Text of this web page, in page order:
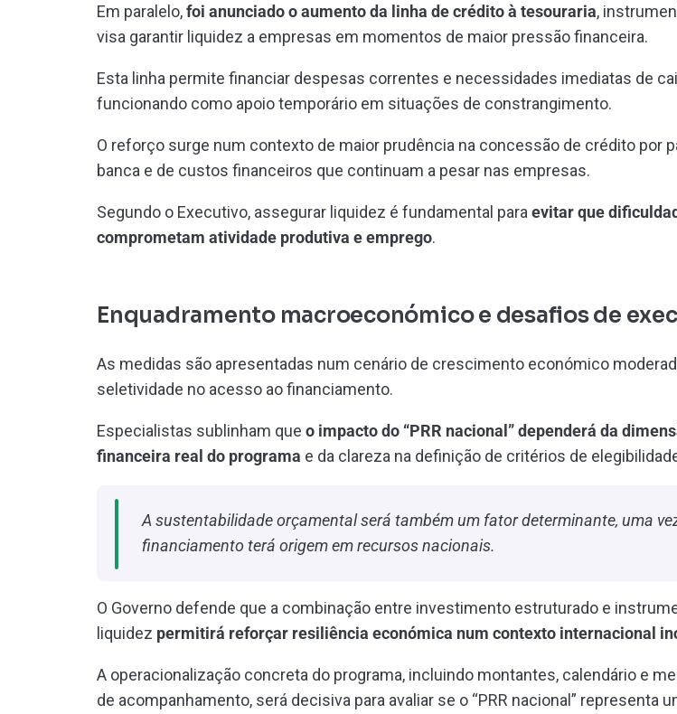
Em paralelo,foi anunciado o aumento da linha de crédito à tesouraria,
visa garantir liquidez a empresas em momentos de maior pressão financeira.
Esta linha permite financiar despesas correntes e necessidades imediatas de
funcionando como apoio temporário em situações de constrangimento.
O reforço surge num contexto de maior prudência na concessão de crédito por
banca e de custos financeiros que continuam a pesar nas empresas.
Segundo o Executivo, assegurar liquidez é fundamental para evitar que
comprometam atividade produtiva e emprego.
Enquadramento macroeconómico e desafios de
As medidas são apresentadas num cenário de crescimento económico
seletividade no acesso ao financiamento.
Especialistas sublinham que o impacto do “PRR nacional” dependerá da
financeira real do programa e da clareza na definição de critérios de
A sustentabilidade orçamental será também um fator determinante, uma
financiamento terá origem em recursos nacionais.
O Governo defende que a combinação entre investimento estruturado e
liquidez permitirá reforçar resiliência económica num contexto internacional
A operacionalização concreta do programa, incluindo montantes, calendário e
de acompanhamento, será decisiva para avaliar se o “PRR nacional” representa